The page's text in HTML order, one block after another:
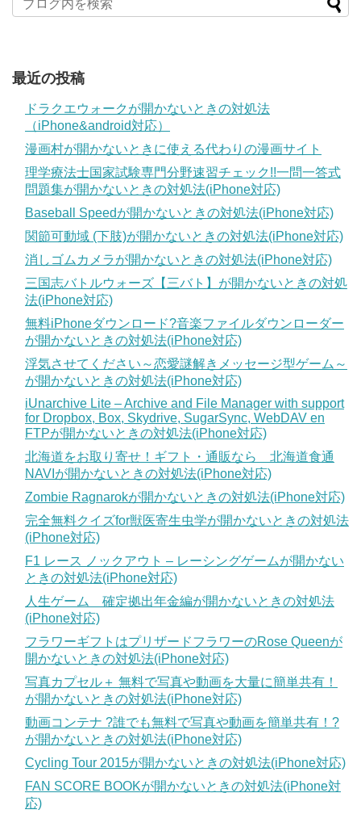
最近の投稿
ドラクエウォークが開かないときの対処法
（iPhone&android対応）
漫画村が開かないときに使える代わりの漫画サイト
理学療法士国家試験専門分野速習チェック!!一問一答式
問題集が開かないときの対処法(iPhone対応)
Baseball Speedが開かないときの対処法(iPhone対応)
関節可動域 (下肢)が開かないときの対処法(iPhone対応)
消しゴムカメラが開かないときの対処法(iPhone対応)
三国志バトルウォーズ【三バト】が開かないときの対処
法(iPhone対応)
無料iPhoneダウンロード?音楽ファイルダウンローダー
が開かないときの対処法(iPhone対応)
浮気させてください～恋愛謎解きメッセージ型ゲーム～
が開かないときの対処法(iPhone対応)
iUnarchive Lite – Archive and File Manager with support
for Dropbox, Box, Skydrive, SugarSync, WebDAV en
FTPが開かないときの対処法(iPhone対応)
北海道をお取り寄せ！ギフト・通販なら 北海道食通
NAVIが開かないときの対処法(iPhone対応)
Zombie Ragnarokが開かないときの対処法(iPhone対応)
完全無料クイズfor獣医寄生虫学が開かないときの対処法
(iPhone対応)
F1 レース ノックアウト – レーシングゲームが開かない
ときの対処法(iPhone対応)
人生ゲーム 確定拠出年金編が開かないときの対処法
(iPhone対応)
フラワーギフトはプリザードフラワーのRose Queenが
開かないときの対処法(iPhone対応)
写真カプセル＋ 無料で写真や動画を大量に簡単共有！
が開かないときの対処法(iPhone対応)
動画コンテナ ?誰でも無料で写真や動画を簡単共有！?
が開かないときの対処法(iPhone対応)
Cycling Tour 2015が開かないときの対処法(iPhone対応)
FAN SCORE BOOKが開かないときの対処法(iPhone対
応)